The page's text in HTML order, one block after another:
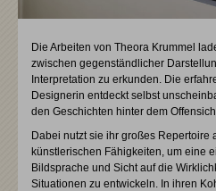
Die Arbeiten von Theora Krummel
zwischen gegenständlicher
Interpretation zu erkunden. Die
Designerin entdeckt selbst
den Geschichten hinter dem
Dabei nutzt sie ihr großes Repertoire
künstlerischen Fähigkeiten, um eine
Bildsprache und Sicht auf die
Situationen zu entwickeln. In ihren